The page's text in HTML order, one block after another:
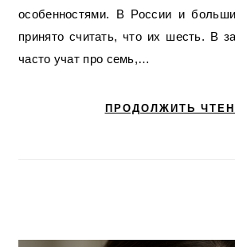
особенностями. В России и
принято считать, что их шесть. В
часто учат про семь,…
ПРОДОЛЖИТЬ